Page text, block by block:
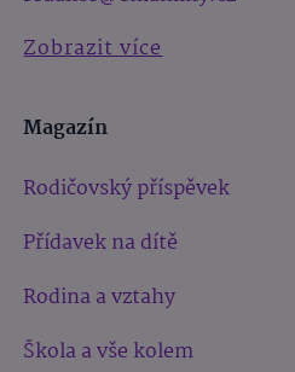
Zobrazit více
Magazín
Rodičovský příspěvek
Přídavek na dítě
Rodina a vztahy
Škola a vše kolem